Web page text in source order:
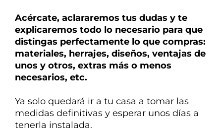
Acércate, aclararemos tus dudas y te
explicaremos todo lo necesario para que
distingas perfectamente lo que compras:
materiales, herrajes, diseños, ventajas de
unos y otros, extras más o menos
necesarios, etc.
Ya solo quedará ir a tu casa a tomar las
medidas definitivas y esperar unos días a
tenerla instalada.